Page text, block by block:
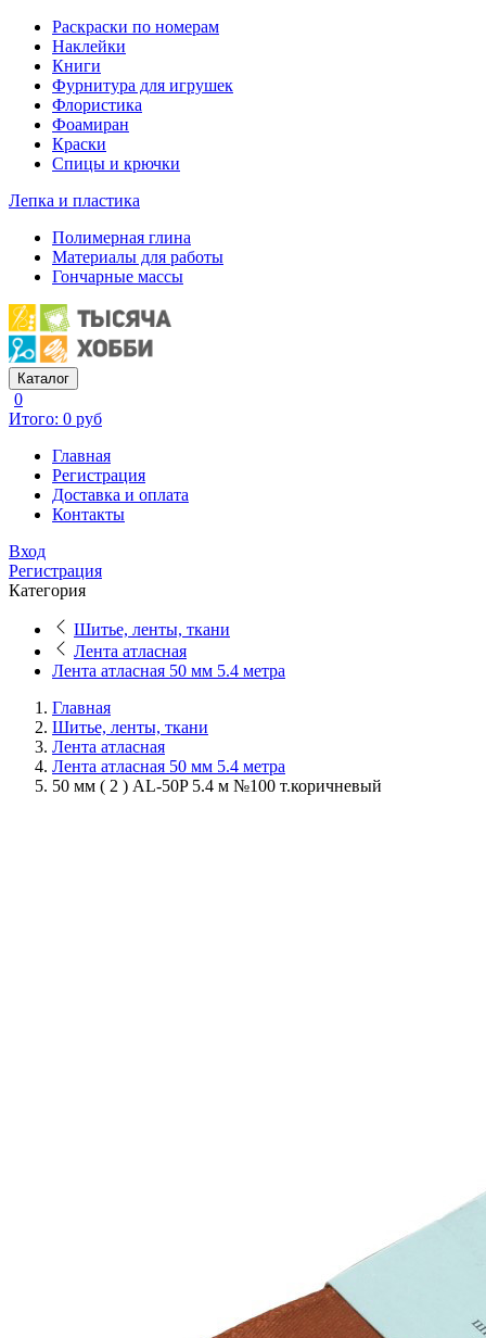
Раскраски по номерам
Наклейки
Книги
Фурнитура для игрушек
Флористика
Фоамиран
Краски
Спицы и крючки
Лепка и пластика
Полимерная глина
Материалы для работы
Гончарные массы
Каталог
0
Итого: 0 руб
Главная
Регистрация
Доставка и оплата
Контакты
Вход
Регистрация
Категория
Шитье, ленты, ткани
Лента атласная
Лента атласная 50 мм 5.4 метра
Главная
Шитье, ленты, ткани
Лента атласная
Лента атласная 50 мм 5.4 метра
50 мм ( 2 ) AL-50P 5.4 м №100 т.коричневый